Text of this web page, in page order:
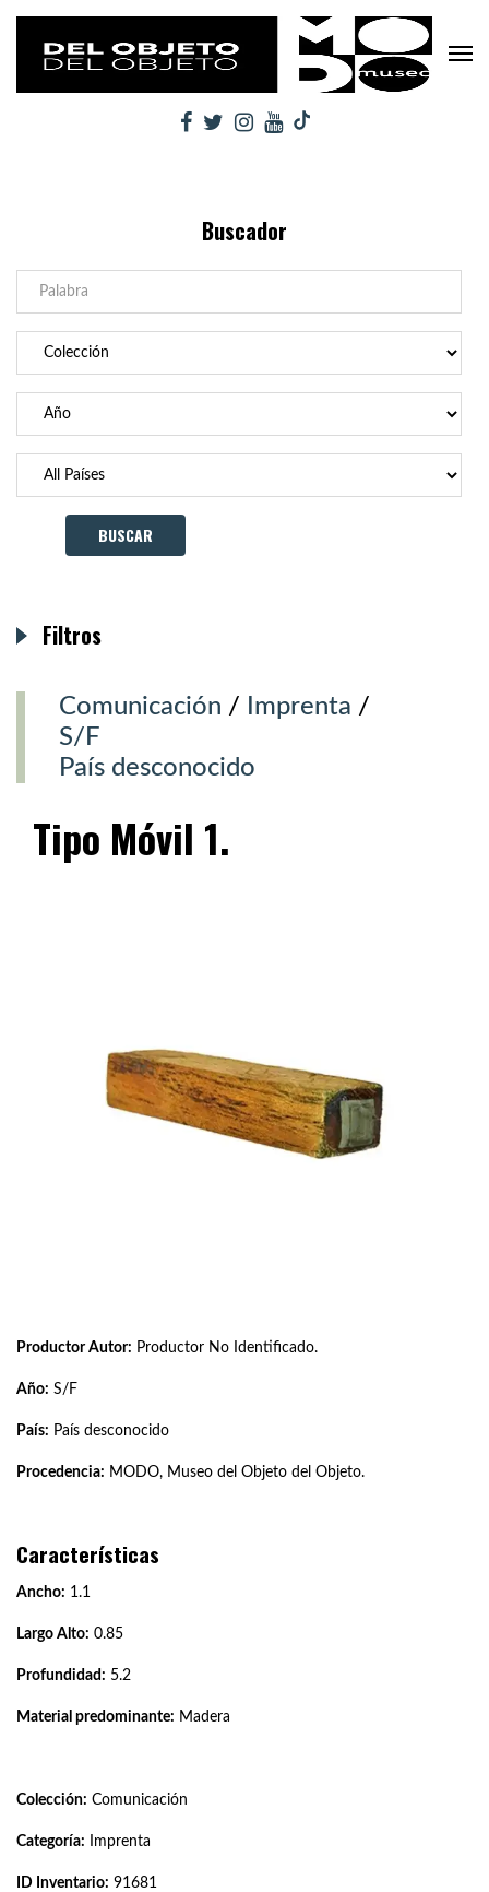
Buscador
Comunicación / Imprenta /
S/F
País desconocido
Tipo Móvil 1.
Productor Autor: Productor No Identificado.
Año: S/F
País: País desconocido
Procedencia: MODO, Museo del Objeto del Objeto.
Características
Ancho: 1.1
Largo Alto: 0.85
Profundidad: 5.2
Material predominante: Madera
Colección: Comunicación
Categoría: Imprenta
ID Inventario: 91681
Filtros